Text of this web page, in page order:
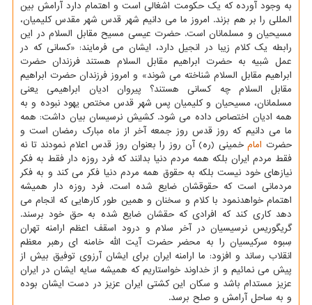
به وجود آورده که یک حکومت اشغالی است و اهتمام دارد آرامش بین
المللی را بر هم بزند. امروز ما می دانیم شهر قدس شهر مقدس کلیمیان،
مسیحیان و مسلمانان است. حضرت عیسی مسیح مقابل السلام در این
رابطه یک کلام زیبا در انجیل دارد، ایشان می فرمایند: «کسانی که در
عمل شبیه به حضرت ابراهیم مقابل السلام هستند فرزندان حضرت
ابراهیم مقابل السلام شناخته می شوند» و امروز فرزندان حضرت ابراهیم
مقابل السلام چه کسانی هستند؟ پیروان ادیان ابراهیمی یعنی
مسلمانان، مسیحیان و کلیمیان پس شهر قدس مختص یهود نبوده و به
همه ادیان اختصاص داده می شود. کشیش نرسیسان بیان داشت: همه
ما می دانیم که روز قدس روز جمعه آخر از ماه مبارک رمضان است و
حضرت امامخمینی (ره) آن روز را بعنوان روز قدس اعلام نمودند تا نه
فقط مردم ایران بلکه همه مردم دنیا بدانند که فرد روزه دار فقط به فکر
نیازهای خود نیست بلکه به حقوق همه مردم دنیا فکر می کند و به فکر
مردمانی است که حقوقشان ضایع شده است. فرد روزه دار همیشه
اهتمام خواهدنمود با کلام و سخنان و همین طور کارهایی که انجام می
دهد کاری کند که افرادی که حقشان ضایع شده به حق خود برسند.
گریگوریس نرسیسیان در آخر سلام و درود اسقف اعظم ارامنه تهران
سِبوه سرکیسیان را به محضر حضرت آیت الله خامنه ای رهبر معظم
انقلاب رساند و افزود: ما ارامنه ایران برای ایشان آرزوی توفیق بیش از
پیش می نمائیم و از خداوند خواستاریم که همیشه سایه ایشان در ایران
عزیز مستدام باشد و سکان این کشتی ایران عزیز در دست ایشان بوده
و به ساحل آرامش و صلح برسد.